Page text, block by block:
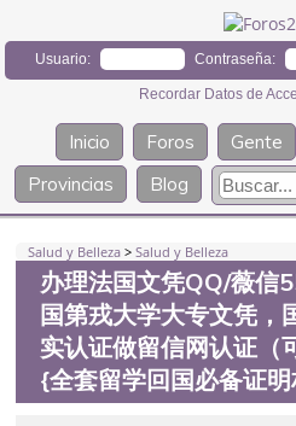
Usuario: Contraseña:
Recordar Datos de
Inicio Foros Gente
Provincias
Blog
Salud y Belleza >Salud y Belleza
办理法国文凭QQ/薇信
国第戎大学大专文凭，
实认证做留信网认证（
{全套留学回国必备证